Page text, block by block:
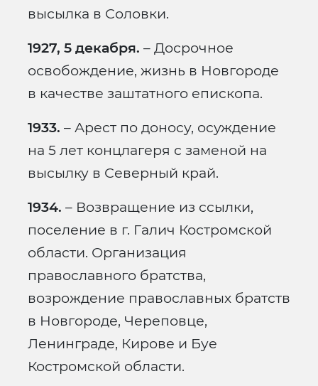
высылка в Соловки.
1927, 5 декабря. – Досрочное
освобождение, жизнь в Новгороде
в качестве заштатного епископа.
1933. – Арест по доносу, осуждение
на 5 лет концлагеря с заменой на
высылку в Северный край.
1934. – Возвращение из ссылки,
поселение в г. Галич Костромской
области. Организация
православного братства,
возрождение православных братств
в Новгороде, Череповце,
Ленинграде, Кирове и Буе
Костромской области.